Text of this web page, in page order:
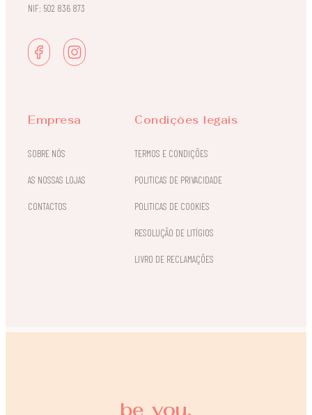
NIF: 502 836 873
Empresa
SOBRE NÓS
AS NOSSAS LOJAS
CONTACTOS
Condições legais
TERMOS E CONDIÇÕES
POLITICAS DE PRIVACIDADE
POLITICAS DE COOKIES
RESOLUÇÃO DE LITÍGIOS
LIVRO DE RECLAMAÇÕES